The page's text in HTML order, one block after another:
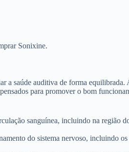
Sonixine.
a saúde auditiva de forma equilibrada.
para promover o bom
sanguínea, incluindo na região
do sistema nervoso, incluindo